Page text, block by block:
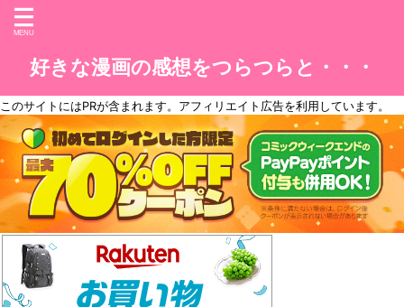
好きな漫画の感想をつらつらと・・・
このサイトにはPRが含まれます。アフィリエイト広告を利用しています。